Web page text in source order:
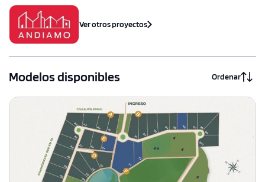
Ver otros proyectos
Modelos disponibles Ordenar